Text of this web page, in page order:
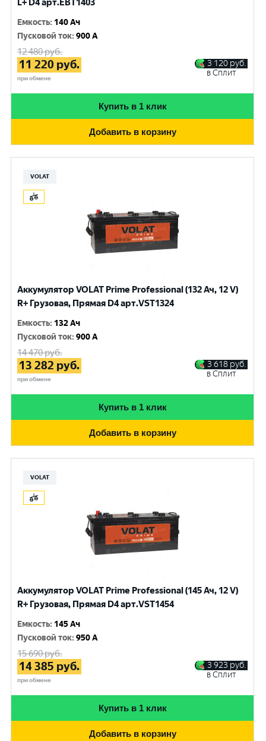
L+ D4 арт.EBT1403
Емкость: 140 Ач
Пусковой ток:900 A
12 480руб.
11 220 руб.
при обмене
3 120 руб.
в Сплит
Купить в 1 клик
Добавить в корзину
VOLAT
Аккумулятор VOLAT Prime Professional (132 Ач, 12 V)
R+ Грузовая, Прямая D4 арт.VST1324
Емкость: 132 Ач
Пусковой ток:900 A
14 470руб.
13 282 руб.
при обмене
3 618 руб.
в Сплит
Купить в 1 клик
Добавить в корзину
VOLAT
Аккумулятор VOLAT Prime Professional (145 Ач, 12 V)
R+ Грузовая, Прямая D4 арт.VST1454
Емкость: 145 Ач
Пусковой ток:950 A
15 690руб.
14 385 руб.
при обмене
3 923 руб.
в Сплит
Купить в 1 клик
Добавить в корзину